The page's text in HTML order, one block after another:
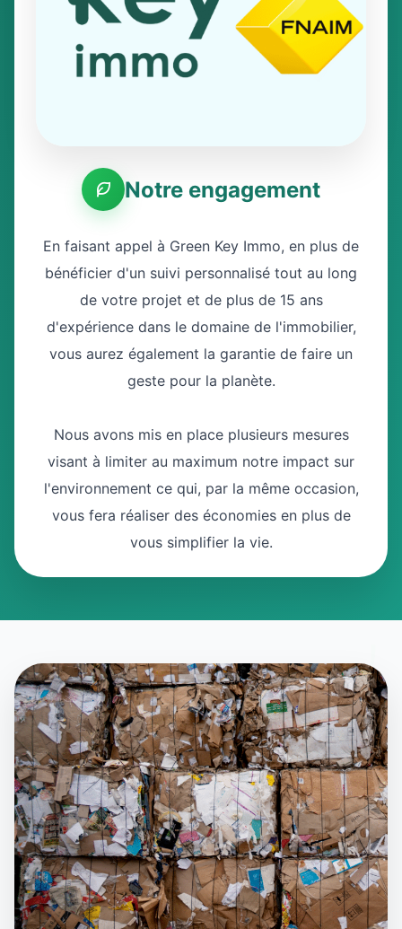
Notre engagement
En faisant appel à Green Key Immo, en plus de
bénéficier d'un suivi personnalisé tout au long
de votre projet et de plus de 15 ans
d'expérience dans le domaine de l'immobilier,
vous aurez également la garantie de faire un
geste pour la planète.
Nous avons mis en place plusieurs mesures
visant à limiter au maximum notre impact sur
l'environnement ce qui, par la même occasion,
vous fera réaliser des économies en plus de
vous simplifier la vie.